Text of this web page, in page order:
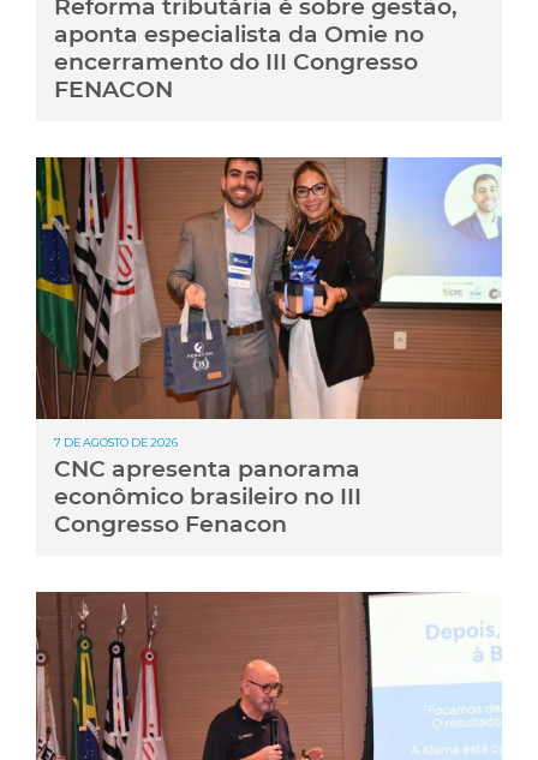
Reforma tributária é sobre gestão,
aponta especialista da Omie no
encerramento do III Congresso
FENACON
7 DE AGOSTO DE 2026
CNC apresenta panorama
econômico brasileiro no III
Congresso Fenacon